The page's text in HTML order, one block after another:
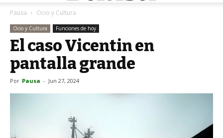
Pausa Ocio y Cultura
Ocio y Cultura Funciones de hoy
El caso Vicentin en
pantalla grande
Por Pausa - Jun 27, 2024